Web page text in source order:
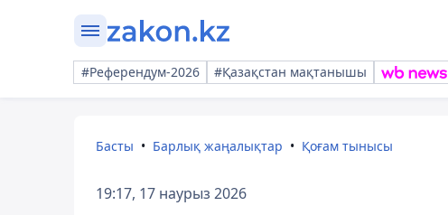
#Референдум-2026 #Қазақстан мақтанышы
Басты Барлық жаңалықтар Қоғам тынысы
19:17, 17 наурыз 2026